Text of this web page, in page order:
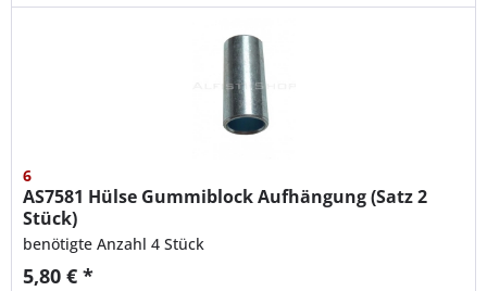
6
AS7581 Hülse Gummiblock Aufhängung (Satz 2
Stück)
benötigte Anzahl 4 Stück
5,80 € *